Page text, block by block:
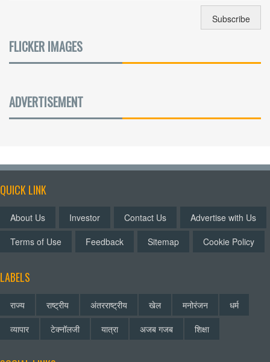
FLICKER IMAGES
ADVERTISEMENT
QUICK LINK
About Us Investor Contact Us
Advertise with Us
Terms of Use
Feedback Sitemap Cookie Policy
LABELS
राज्य राष्ट्रीय अंतरराष्ट्रीय खेल मनोरंजन
धर्म
व्यापार
टेक्नॉलजी यात्रा अजब गजब शिक्षा